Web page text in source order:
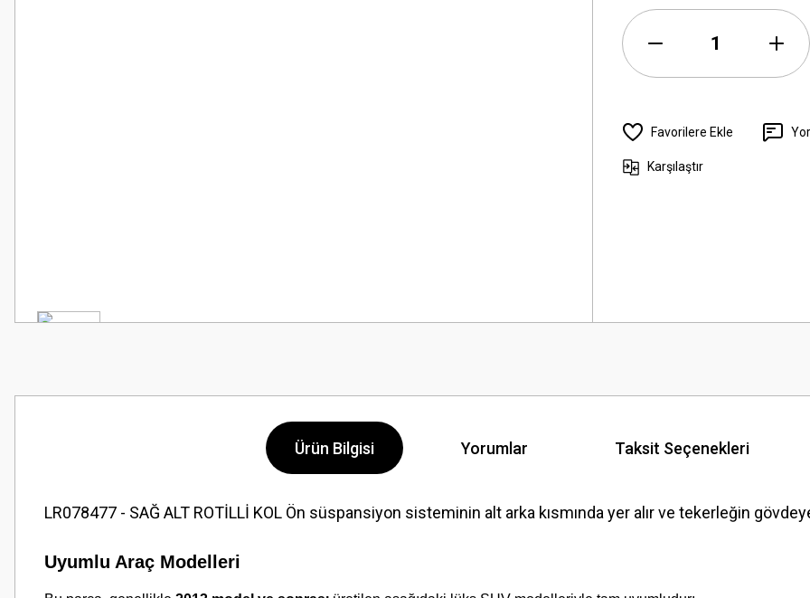
Karşılaştır
Ürün Bilgisi Yorumlar Taksit Seçenekleri
LR078477 - SAĞ ALT ROTİLLİ KOL Ön süspansiyon sisteminin alt arka kısmında yer alır ve tekerleğin
Uyumlu Araç Modelleri